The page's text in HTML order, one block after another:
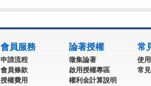
會員服務
申請流程
會員條款
授權費用
論著授權
徵集論著
啟用授權專區
權利金計算說明
常
使
常